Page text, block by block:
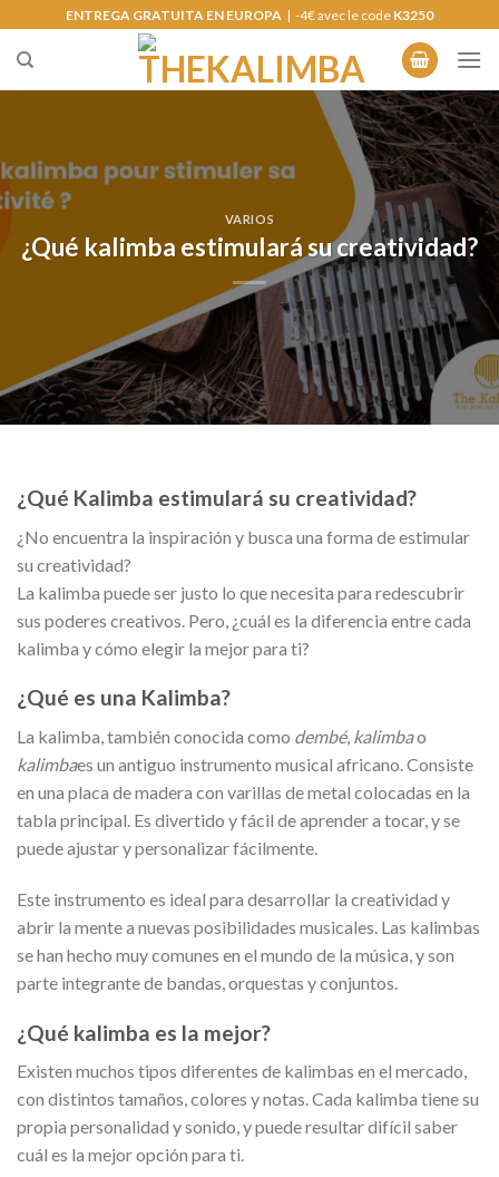
contenido
ENTREGA GRATUITA EN EUROPA | -4€ avec le code K3250
VARIOS
¿Qué kalimba estimulará su creatividad?
¿Qué Kalimba estimulará su creatividad?
¿No encuentra la inspiración y busca una forma de estimular
su creatividad?
La kalimba puede ser justo lo que necesita para redescubrir
sus poderes creativos. Pero, ¿cuál es la diferencia entre cada
kalimba y cómo elegir la mejor para ti?
¿Qué es una Kalimba?
La kalimba, también conocida como dembé, kalimbao
kalimbaes un antiguo instrumento musical africano. Consiste
en una placa de madera con varillas de metal colocadas en la
tabla principal. Es divertido y fácil de aprender a tocar, y se
puede ajustar y personalizar fácilmente.
Este instrumento es ideal para desarrollar la creatividad y
abrir la mente a nuevas posibilidades musicales. Las kalimbas
se han hecho muy comunes en el mundo de la música, y son
parte integrante de bandas, orquestas y conjuntos.
¿Qué kalimba es la mejor?
Existen muchos tipos diferentes de kalimbas en el mercado,
con distintos tamaños, colores y notas. Cada kalimba tiene su
propia personalidad y sonido, y puede resultar difícil saber
cuál es la mejor opción para ti.